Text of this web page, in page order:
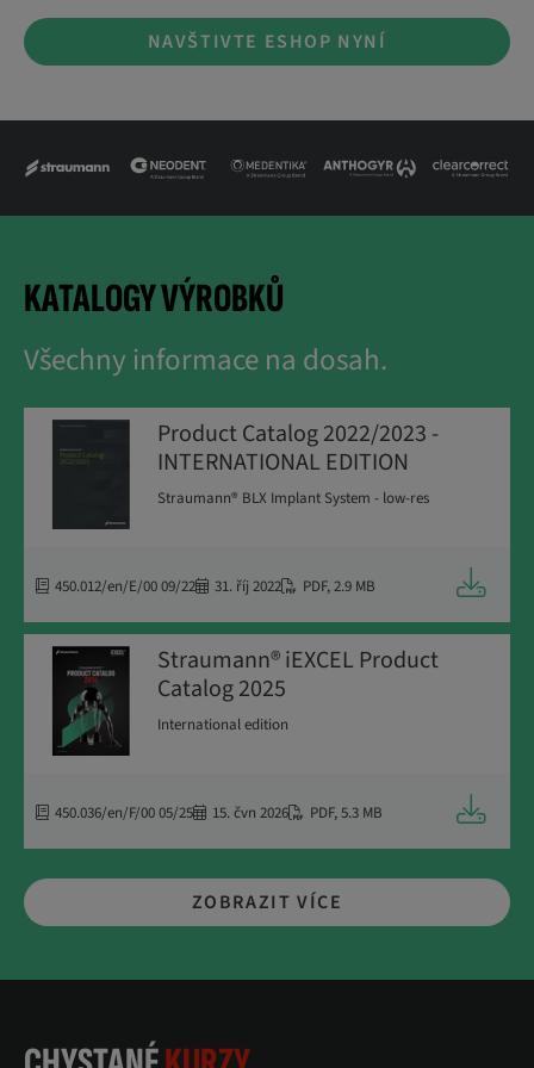
NAVŠTIVTE ESHOP NYNÍ
KATALOGY VÝROBKŮ
Všechny informace na dosah.
Product Catalog 2022/2023 -
INTERNATIONAL EDITION
Straumann® BLX Implant System - low-res
450.012/en/E/00 09/22 31. říj 2022 PDF,2.9 MB Ke
Straumann® iEXCEL Product
Catalog 2025
International edition
450.036/en/F/00 05/25 15. čvn 2026 PDF,5.3 MB Ke
ZOBRAZIT VÍCE